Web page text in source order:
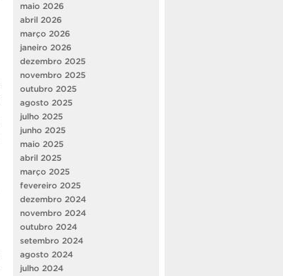
maio 2026
abril 2026
março 2026
janeiro 2026
dezembro 2025
novembro 2025
outubro 2025
agosto 2025
julho 2025
junho 2025
maio 2025
abril 2025
março 2025
fevereiro 2025
dezembro 2024
novembro 2024
outubro 2024
setembro 2024
agosto 2024
julho 2024